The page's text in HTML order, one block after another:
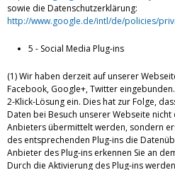
sowie die Datenschutzerklärung:
http://www.google.de/intl/de/policies/
5 - Social Media Plug-ins
(1) Wir haben derzeit auf unserer
Facebook, Google+, Twitter
2-Klick-Lösung ein. Dies hat zur Folge,
Daten bei Besuch unserer Webseite
Anbieters übermittelt werden, sondern
des entsprechenden Plug-ins die
Anbieter des Plug-ins erkennen Sie an
Durch die Aktivierung des Plug-ins